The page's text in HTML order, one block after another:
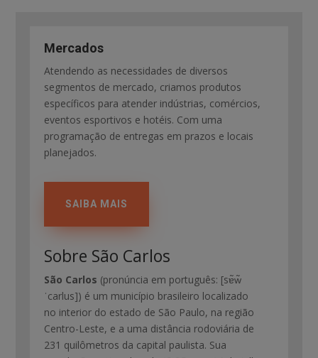
Mercados
Atendendo as necessidades de diversos
segmentos de mercado, criamos produtos
específicos para atender indústrias, comércios,
eventos esportivos e hotéis. Com uma
programação de entregas em prazos e locais
planejados.
SAIBA MAIS
Sobre São Carlos
São Carlos (pronúncia em português: [sɐ̃w̃
ˈcarlus]) é um município brasileiro localizado
no interior do estado de São Paulo, na região
Centro-Leste, e a uma distância rodoviária de
231 quilômetros da capital paulista. Sua